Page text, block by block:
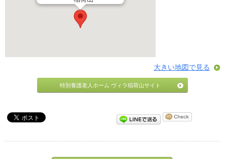
大きい地図で見る
特別養護老人ホーム ヴィラ稲荷山サイト